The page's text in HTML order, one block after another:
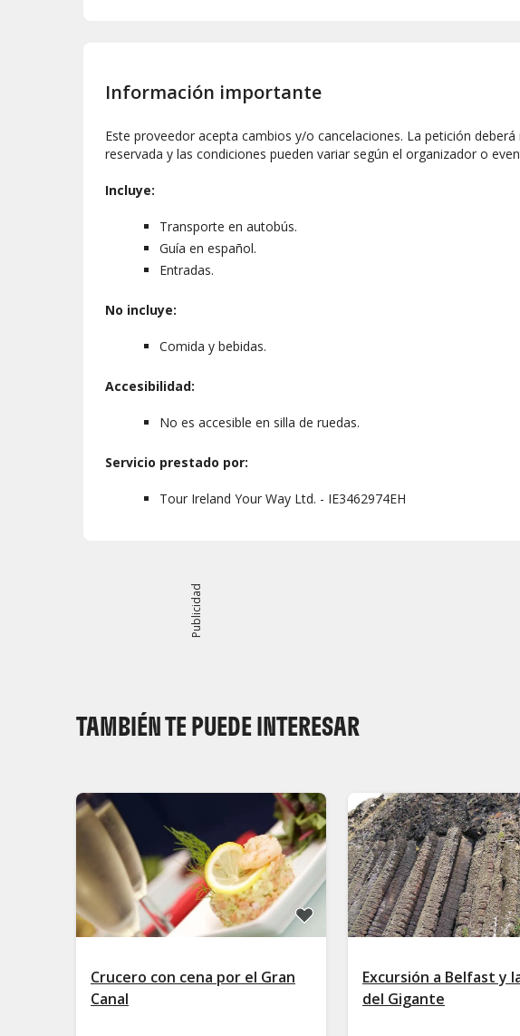
Información importante
Este proveedor acepta cambios y/o cancelaciones. La petición
reservada y las condiciones pueden variar según el organizador o
Incluye:
Transporte en autobús.
Guía en español.
Entradas.
No incluye:
Comida y bebidas.
Accesibilidad:
No es accesible en silla de ruedas.
Servicio prestado por:
Tour Ireland Your Way Ltd. - IE3462974EH
Publicidad
TAMBIÉN TE PUEDE INTERESAR
Crucero con cena por el Gran
Canal
Excursión a Belfast y
del Gigante